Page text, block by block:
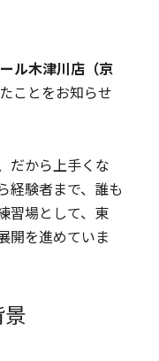
ル木津川店（京
ことをお知らせ
だから上手くな
経験者まで、誰も
習場として、東
開を進めていま